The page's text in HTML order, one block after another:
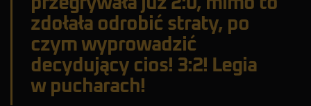
zdołała odrobić straty, po
czym wyprowadzić
decydujący cios! 3:2! Legia
w pucharach!